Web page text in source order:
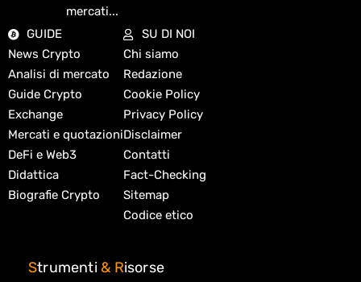
mercati...
GUIDE
News Crypto
Analisi di mercato
Guide Crypto
Exchange
Mercati e quotazioni
DeFi e Web3
Didattica
Biografie Crypto
SU DI NOI
Chi siamo
Redazione
Cookie Policy
Privacy Policy
Disclaimer
Contatti
Fact-Checking
Sitemap
Codice etico
Strumenti & Risorse